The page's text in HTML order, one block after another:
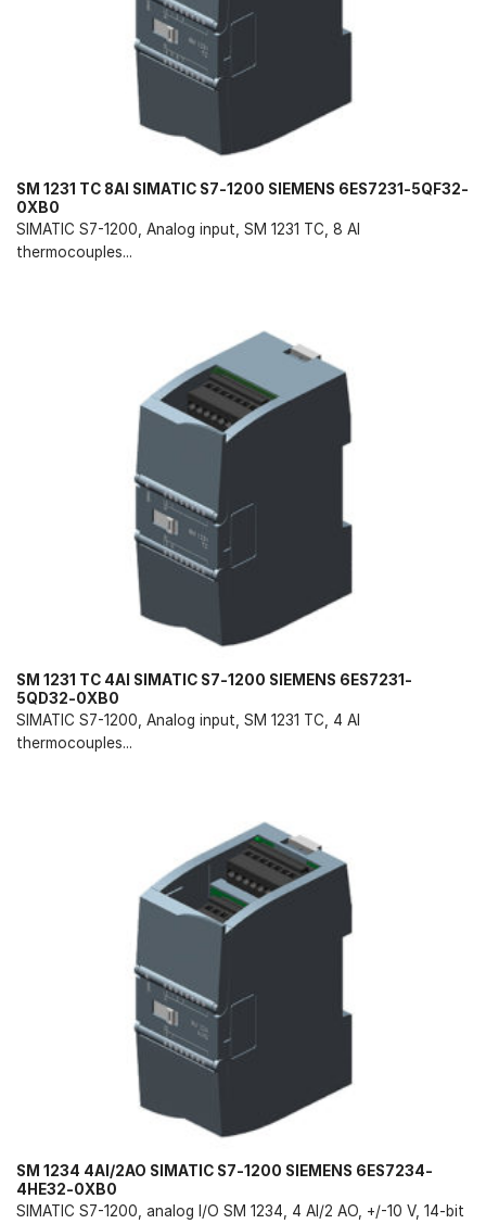
SM 1231 TC 8AI SIMATIC S7-1200 SIEMENS 6ES7231-5QF32-
0XB0
SIMATIC S7-1200, Analog input, SM 1231 TC, 8 AI
thermocouples...
SM 1231 TC 4AI SIMATIC S7-1200 SIEMENS 6ES7231-
5QD32-0XB0
SIMATIC S7-1200, Analog input, SM 1231 TC, 4 AI
thermocouples...
SM 1234 4AI/2AO SIMATIC S7-1200 SIEMENS 6ES7234-
4HE32-0XB0
SIMATIC S7-1200, analog I/O SM 1234, 4 AI/2 AO, +/-10 V, 14-bit